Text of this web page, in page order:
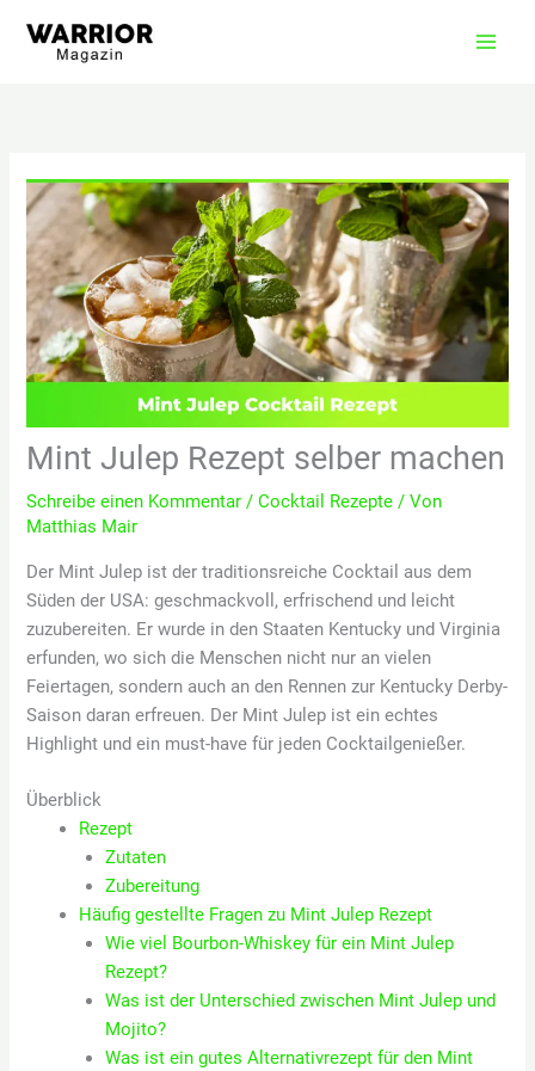
Inhalt
Mint Julep Rezept selber machen
Schreibe einen Kommentar /Cocktail Rezepte / Von
Matthias Mair
Der Mint Julep ist der traditionsreiche Cocktail aus dem
Süden der USA: geschmackvoll, erfrischend und leicht
zuzubereiten. Er wurde in den Staaten Kentucky und Virginia
erfunden, wo sich die Menschen nicht nur an vielen
Feiertagen, sondern auch an den Rennen zur Kentucky Derby-
Saison daran erfreuen. Der Mint Julep ist ein echtes
Highlight und ein must-have für jeden Cocktailgenießer.
Überblick
Rezept
Zutaten
Zubereitung
Häufig gestellte Fragen zu Mint Julep Rezept
Wie viel Bourbon-Whiskey für ein Mint Julep
Rezept?
Was ist der Unterschied zwischen Mint Julep und
Mojito?
Was ist ein gutes Alternativrezept für den Mint